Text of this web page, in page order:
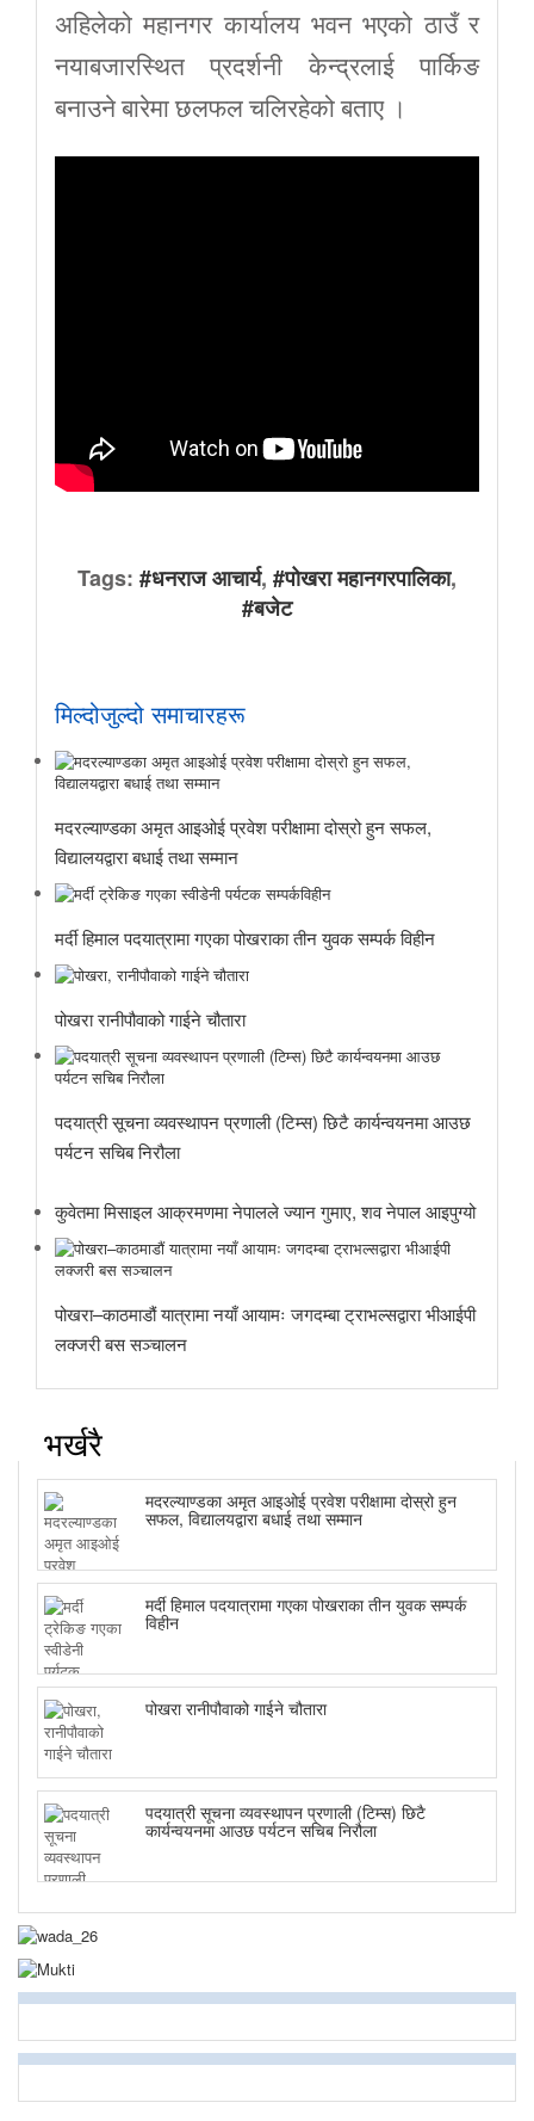
अहिलेको महानगर कार्यालय भवन भएको ठाउँ र
नयाबजारस्थित प्रदर्शनी केन्द्रलाई पार्किङ
बनाउने बारेमा छलफल चलिरहेको बताए ।
Tags: #धनराज आचार्य, #पोखरा महानगरपालिका,
#बजेट
मिल्दोजुल्दो समाचारहरू
मदरल्याण्डका अमृत आइओई प्रवेश परीक्षामा दोस्रो हुन सफल,
विद्यालयद्वारा बधाई तथा सम्मान
मर्दी हिमाल पदयात्रामा गएका पोखराका तीन युवक सम्पर्क विहीन
पोखरा रानीपौवाको गाईने चौतारा
पदयात्री सूचना व्यवस्थापन प्रणाली (टिम्स) छिटै कार्यन्वयनमा आउछ
पर्यटन सचिब निरौला
कुवेतमा मिसाइल आक्रमणमा नेपालले ज्यान गुमाए, शव नेपाल आइपुग्यो
पोखरा–काठमाडौं यात्रामा नयाँ आयामः जगदम्बा ट्राभल्सद्वारा भीआईपी
लक्जरी बस सञ्चालन
भर्खरै
मदरल्याण्डका अमृत आइओई प्रवेश परीक्षामा दोस्रो हुन
सफल, विद्यालयद्वारा बधाई तथा सम्मान
मर्दी हिमाल पदयात्रामा गएका पोखराका तीन युवक सम्पर्क
विहीन
पोखरा रानीपौवाको गाईने चौतारा
पदयात्री सूचना व्यवस्थापन प्रणाली (टिम्स) छिटै
कार्यन्वयनमा आउछ पर्यटन सचिब निरौला